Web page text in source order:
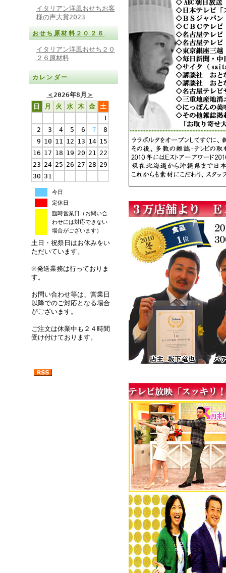
イタリアン洋風おせちお客
様の声大賞2023
おせち原材料２０２６
イタリアン洋風おせち２０
２６原材料
カレンダー
＜2026年8月 ＞
日
月 火 水 木 金 土
1
2
3 4 5 6 7
8
9 10 11 12 13 14 15
16 17 18 19 20 21 22
23 24 25 26 27 28 29
30 31
今日
定休日
臨時営業日（お問い合
わせには対応できない
場合がございます）
土日・祝祭日はお休みをい
ただいています。
※発送業務は行っておりま
す。
お問い合わせ等は、営業日
以降でのご対応となる場合
がございます。
ご注文は休業中も２４時間
受け付けております。